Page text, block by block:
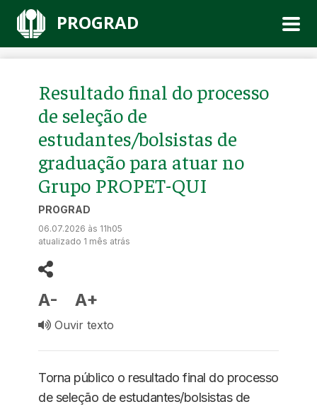
PROGRAD
Resultado final do processo
de seleção de
estudantes/bolsistas de
graduação para atuar no
Grupo PROPET-QUI
PROGRAD
06.07.2026 às 11h05
atualizado 1 mês atrás
A- A+
Ouvir texto
Torna público o resultado final do processo
de seleção de estudantes/bolsistas de